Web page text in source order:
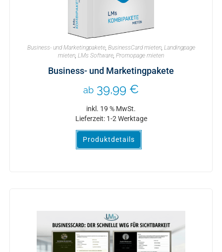
Business- und Marketingpakete, BusinessCard mieten, Landingpage
mieten, LMs Software, Promopage mieten
Business- und Marketingpakete
ab 39,99 €
inkl. 19 % MwSt.
Lieferzeit: 1-2 Werktage
Produktdetails